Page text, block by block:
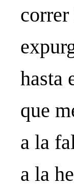
correr
hasta
que
a la
a la